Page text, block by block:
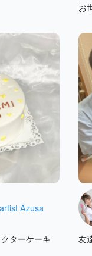
お
Azusa
ターケーキ 友